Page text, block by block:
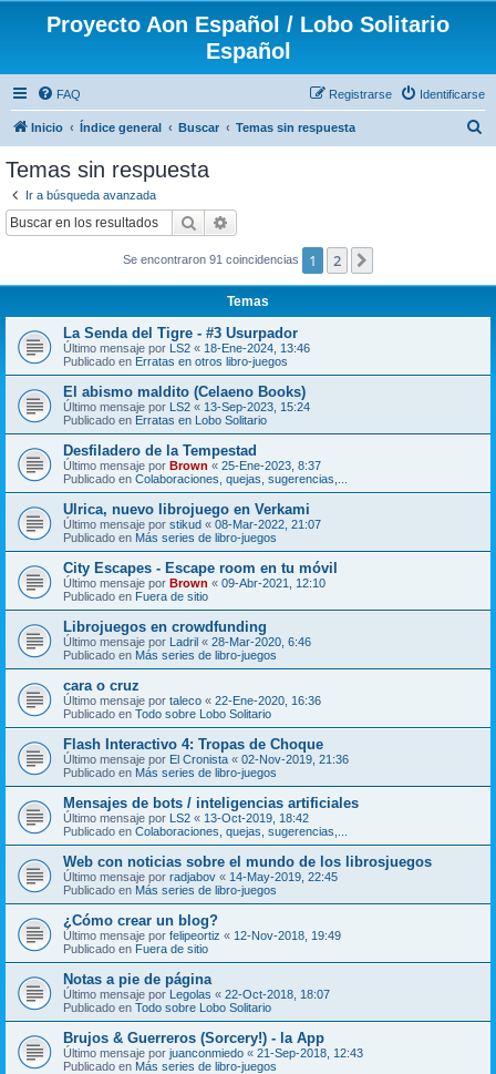
Proyecto Aon Español / Lobo Solitario
Español
FAQ Identificarse
Registrarse
Inicio Índice general Buscar Temas sin respuesta
Temas sin respuesta
Ir a búsqueda avanzada
Buscar
Se encontraron 91 coincidencias 1 2
Temas
La Senda del Tigre - #3 Usurpador
Último mensaje por LS2 « 18-Ene-2024, 13:46
Publicado en Erratas en otros libro-juegos
El abismo maldito (Celaeno Books)
Último mensaje por LS2 « 13-Sep-2023, 15:24
Publicado en Erratas en Lobo Solitario
Desfiladero de la Tempestad
Último mensaje por Brown « 25-Ene-2023, 8:37
Publicado en Colaboraciones, quejas, sugerencias,...
Ulrica, nuevo librojuego en Verkami
Último mensaje por stikud « 08-Mar-2022, 21:07
Publicado en Más series de libro-juegos
City Escapes - Escape room en tu móvil
Último mensaje por Brown « 09-Abr-2021, 12:10
Publicado en Fuera de sitio
Librojuegos en crowdfunding
Último mensaje por Ladril « 28-Mar-2020, 6:46
Publicado en Más series de libro-juegos
cara o cruz
Último mensaje por taleco « 22-Ene-2020, 16:36
Publicado en Todo sobre Lobo Solitario
Flash Interactivo 4: Tropas de Choque
Último mensaje por El Cronista « 02-Nov-2019, 21:36
Publicado en Más series de libro-juegos
Mensajes de bots / inteligencias artificiales
Último mensaje por LS2 « 13-Oct-2019, 18:42
Publicado en Colaboraciones, quejas, sugerencias,...
Web con noticias sobre el mundo de los librosjuegos
Último mensaje por radjabov « 14-May-2019, 22:45
Publicado en Más series de libro-juegos
¿Cómo crear un blog?
Último mensaje por felipeortiz « 12-Nov-2018, 19:49
Publicado en Fuera de sitio
Notas a pie de página
Último mensaje por Legolas « 22-Oct-2018, 18:07
Publicado en Todo sobre Lobo Solitario
Brujos & Guerreros (Sorcery!) - la App
Último mensaje por juanconmiedo « 21-Sep-2018, 12:43
Publicado en Más series de libro-juegos